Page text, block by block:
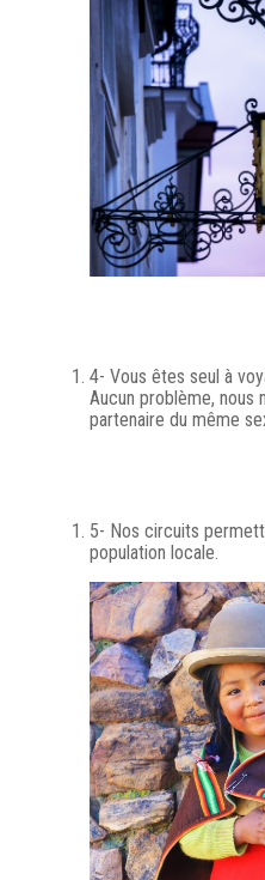
4- Vous êtes seul à
Aucun problème, nous
partenaire du même
5- Nos circuits
population locale.